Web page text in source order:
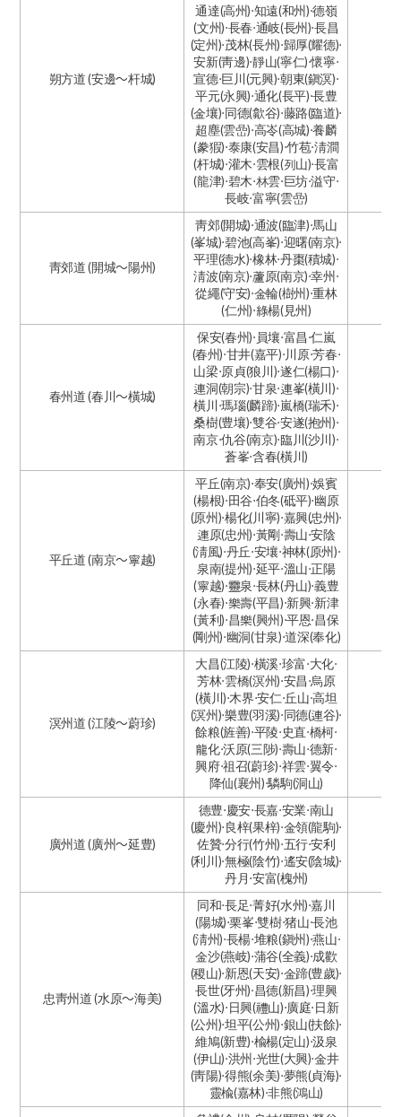
朔方道 (安邊～杆城)
通達(高州)·知遠(和州)·德嶺
(文州)·長春·通岐(長州)·長昌
(定州)·茂林(長州)·歸厚(耀德)·
安新(靑邊)·靜山(寧仁)·懷寧·
宣德·巨川(元興)·朝東(鎭溟)·
平元(永興)·通化(長平)·長豊
(金壤)·同德(歙谷)·藤路(臨道)·
超塵(雲嵒)·高岺(高城)·養麟
(豢猳)·泰康(安昌)·竹苞·淸澗
(杆城)·灌木·雲根(列山)·長富
(龍津)·碧木·林雲·巨坊·溢守·
長岐·富寧(雲嵒)
靑郊道 (開城～陽州)
靑郊(開城)·通波(臨津)·馬山
(峯城)·碧池(高峯)·迎曙(南京)·
平理(德水)·橡林·丹棗(積城)·
淸波(南京)·蘆原(南京)·幸州·
從繩(守安)·金輪(樹州)·重林
(仁州)·綠楊(見州)
春州道 (春川～橫城)
保安(春州)·員壤·富昌·仁嵐
(春州)·甘井(嘉平)·川原·芳春·
山梁·原貞(狼川)·遂仁(楊口)·
連洞(朝宗)·甘泉·連峯(橫川)·
橫川·瑪瑙(麟蹄)·嵐橋(瑞禾)·
桑樹(豊壤)·雙谷·安遂(抱州)·
南京·仇谷(南京)·臨川(沙川)·
蒼峯·含春(橫川)
平丘道 (南京～寧越)
平丘(南京)·奉安(廣州)·娛賓
(楊根)·田谷·伯冬(砥平)·幽原
(原州)·楊化(川寧)·嘉興(忠州)·
連原(忠州)·黃剛·壽山·安陰
(淸風)·丹丘·安壤·神林(原州)·
泉南(提州)·延平·溫山·正陽
(寧越)·靈泉·長林(丹山)·義豊
(永春)·樂壽(平昌)·新興·新津
(黃利)·昌樂(興州)·平恩·昌保
(剛州)·幽洞(甘泉)·道深(奉化)
溟州道 (江陵～蔚珍)
大昌(江陵)·橫溪·珍富·大化·
芳林·雲橋(溟州)·安昌·烏原
(橫川)·木界·安仁·丘山·高坦
(溟州)·樂豊(羽溪)·同德(連谷)·
餘粮(旌善)·平陵·史直·橋柯·
龍化·沃原(三陟)·壽山·德新·
興府·祖召(蔚珍)·祥雲·翼令·
降仙(襄州)·驎駒(洞山)
廣州道 (廣州～延豊)
德豊·慶安·長嘉·安業·南山
(慶州)·良梓(果梓)·金領(龍駒)·
佐贊·分行(竹州)·五行·安利
(利川)·無極(陰竹)·遙安(陰城)·
丹月·安富(槐州)
忠靑州道 (水原～海美)
同和·長足·菁好(水州)·嘉川
(陽城)·栗峯·雙樹·猪山·長池
(淸州)·長楊·堆粮(鎭州)·燕山·
金沙(燕岐)·蒲谷(全義)·成歡
(稷山)·新恩(天安)·金蹄(豊歲)·
長世(牙州)·昌德(新昌)·理興
(溫水)·日興(禮山)·廣庭·日新
(公州)·坦平(公州)·銀山(扶餘)·
維鳩(新豊)·楡楊(定山)·汲泉
(伊山)·洪州·光世(大興)·金井
(靑陽)·得熊(余美)·夢熊(貞海)·
靈楡(嘉林)·非熊(鴻山)